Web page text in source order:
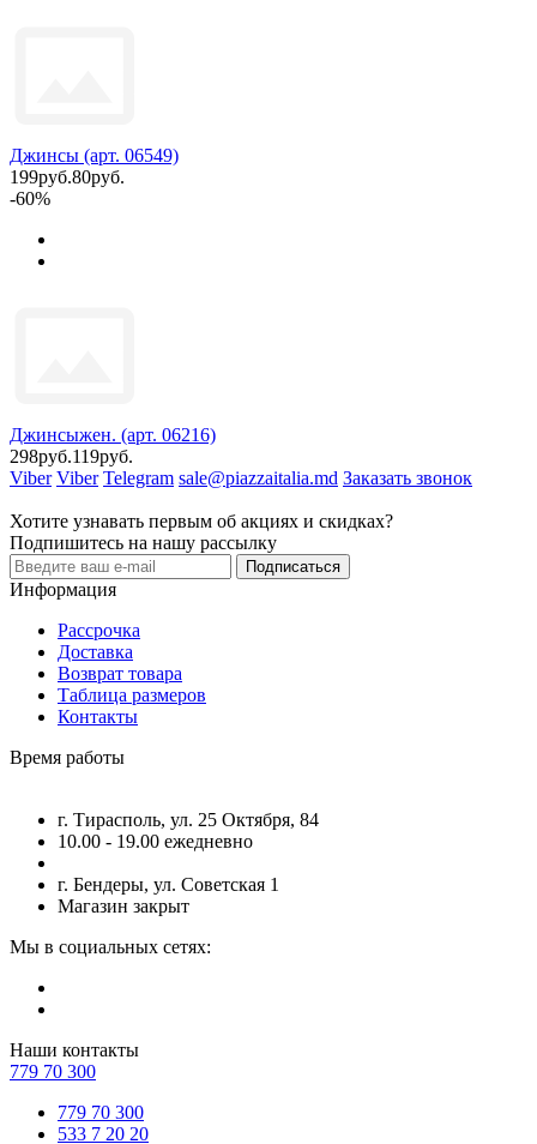
Джинсы (арт. 06549)
199руб.80руб.
-60%
Джинсыжен. (арт. 06216)
298руб.119руб.
Viber Viber Telegram sale@piazzaitalia.md Заказать звонок
Хотите узнавать первым об акциях и скидках?
Подпишитесь на нашу рассылку
Подписаться
Информация
Рассрочка
Доставка
Возврат товара
Таблица размеров
Контакты
Время работы
г. Тирасполь, ул. 25 Октября, 84
10.00 - 19.00 ежедневно
г. Бендеры, ул. Советская 1
Магазин закрыт
Мы в социальных сетях:
Наши контакты
779 70 300
779 70 300
533 7 20 20